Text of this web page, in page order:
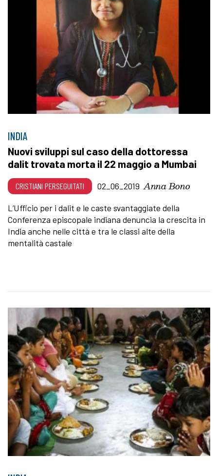
INDIA
Nuovi sviluppi sul caso della dottoressa
dalit trovata morta il 22 maggio a Mumbai
CRISTIANI PERSEGUITATI 02_06_2019 Anna Bono
L’Ufficio per i dalit e le caste svantaggiate della
Conferenza episcopale indiana denuncia la crescita in
India anche nelle città e tra le classi alte della
mentalità castale